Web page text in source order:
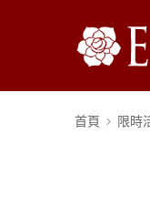
首頁 限時